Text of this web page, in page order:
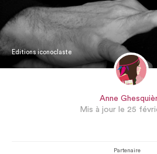
Editions iconoclaste
Anne
Mis à jour le 25
Partenaire